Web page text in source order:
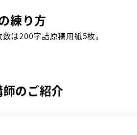
練り方
は200字詰原稿用紙5枚。
のご紹介